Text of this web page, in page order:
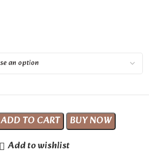
ADD TO CART
BUY NOW
Add to wishlist